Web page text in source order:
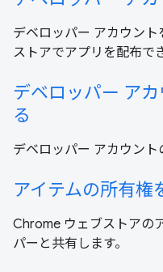
デベロッパー アカウン
ストアでアプリを配布で
デベロッパー ア
る
デベロッパー アカウント
アイテムの所有権
Chrome ウェブストアの
パーと共有します。